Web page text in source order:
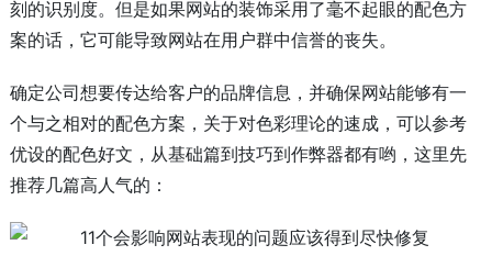
刻的识别度。但是如果网站的装饰采用了毫不起眼的配色方
案的话，它可能导致网站在用户群中信誉的丧失。
确定公司想要传达给客户的品牌信息，并确保网站能够有一
个与之相对的配色方案，关于对色彩理论的速成，可以参考
优设的配色好文，从基础篇到技巧到作弊器都有哟，这里先
推荐几篇高人气的：